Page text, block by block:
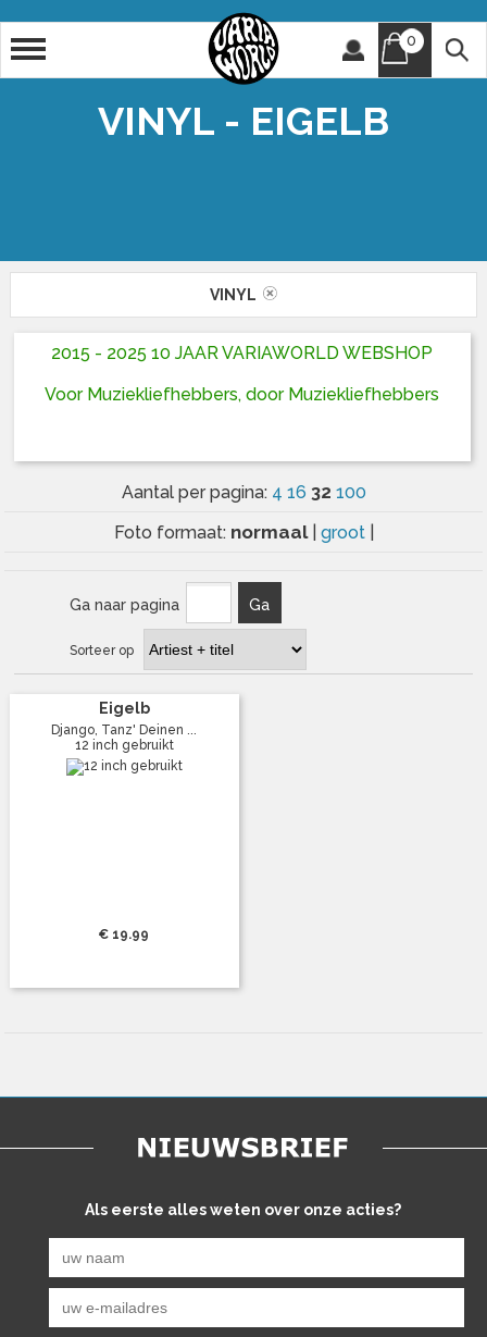
0
VINYL - EIGELB
VINYL
2015 - 2025 10 JAAR VARIAWORLD WEBSHOP
Voor Muziekliefhebbers, door Muziekliefhebbers
Aantal per pagina: 4 16 32 100
Foto formaat: normaal groot
Ga naar pagina Ga
Sorteer op
Eigelb
Django, Tanz' Deinen ...
12 inch gebruikt
€ 19.99
Als eerste alles weten over onze acties?